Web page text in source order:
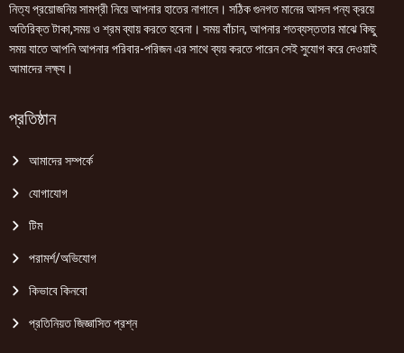
নিত্য প্রয়োজনিয় সামগ্রী নিয়ে আপনার হাতের নাগালে। সঠিক গুনগত মানের আসল পন্য ক্রয়ে
অতিরিক্ত টাকা,সময় ও শ্রম ব্যায় করতে হবেনা। সময় বাঁচান, আপনার শতব্যস্ততার মাঝে কিছু
সময় যাতে আপনি আপনার পরিবার-পরিজন এর সাথে ব্যয় করতে পারেন সেই সুযোগ করে দেওয়াই
আমাদের লক্ষ্য।
প্রতিষ্ঠান
আমাদের সম্পর্কে
যোগাযোগ
টিম
পরামর্শ/অভিযোগ
কিভাবে কিনবো
প্রতিনিয়ত জিজ্ঞাসিত প্রশ্ন